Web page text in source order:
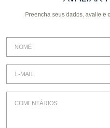
COMPRAR
Preencha seus dados, avalie e